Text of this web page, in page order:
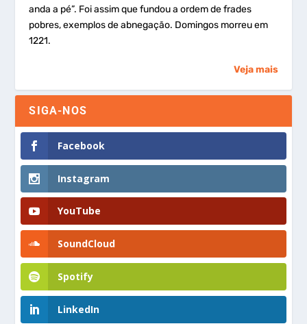
anda a pé”. Foi assim que fundou a ordem de frades
pobres, exemplos de abnegação. Domingos morreu em
1221.
Veja mais
SIGA-NOS
Facebook
Instagram
YouTube
SoundCloud
Spotify
LinkedIn